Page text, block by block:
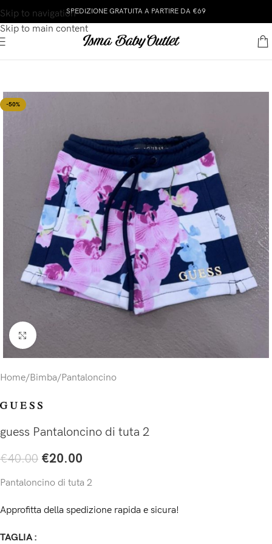
Skip to navigation
Skip to main content
SPEDIZIONE GRATUITA A PARTIRE DA €69
-50%
Click to enlarge
Home/Bimba/Pantaloncino
guess Pantaloncino di tuta 2
€40.00 €20.00
Pantaloncino di tuta 2
Approfitta della spedizione rapida e sicura!
TAGLIA